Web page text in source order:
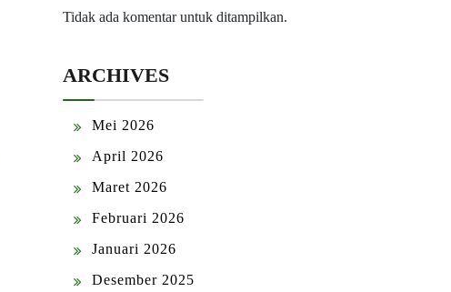
Tidak ada komentar untuk ditampilkan.
ARCHIVES
Mei 2026
April 2026
Maret 2026
Februari 2026
Januari 2026
Desember 2025